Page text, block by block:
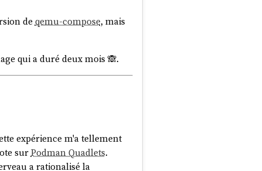
deqemu-compose, mais
qui a duré deux mois 🙈.
expérience m'a tellement
surPodman Quadlets.
a rationalisé la